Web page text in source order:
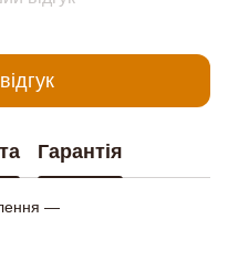
Гарантія
—